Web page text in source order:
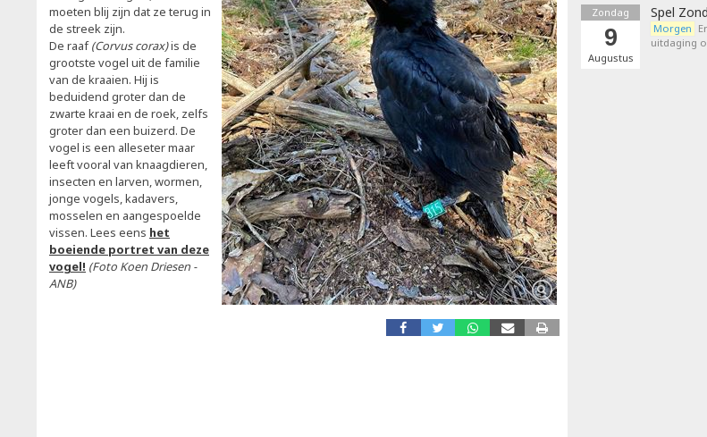
moeten blij zijn dat ze terug in
de streek zijn.
De raaf(Corvus corax)is de
grootste vogel uit de familie
van de kraaien. Hij is
beduidend groter dan de
zwarte kraai en de roek, zelfs
groter dan een buizerd. De
vogel is een alleseter maar
leeft vooral van knaagdieren,
insecten en larven, wormen,
jonge vogels, kadavers,
mosselen en aangespoelde
vissen. Lees eens het
boeiende portret van deze
vogel! (Foto Koen Driesen -
ANB)
Zondag
9
Augustus
Spel
Morgen
uitdaging